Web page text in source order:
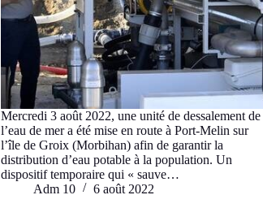
Mercredi 3 août 2022, une unité de dessalement de
l’eau de mer a été mise en route à Port-Melin sur
l’île de Groix (Morbihan) afin de garantir la
distribution d’eau potable à la population. Un
dispositif temporaire qui « sauve…
Adm 10
6 août 2022